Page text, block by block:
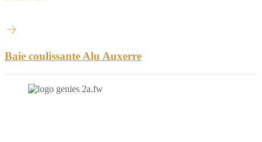
Baie coulissante Alu Auxerre